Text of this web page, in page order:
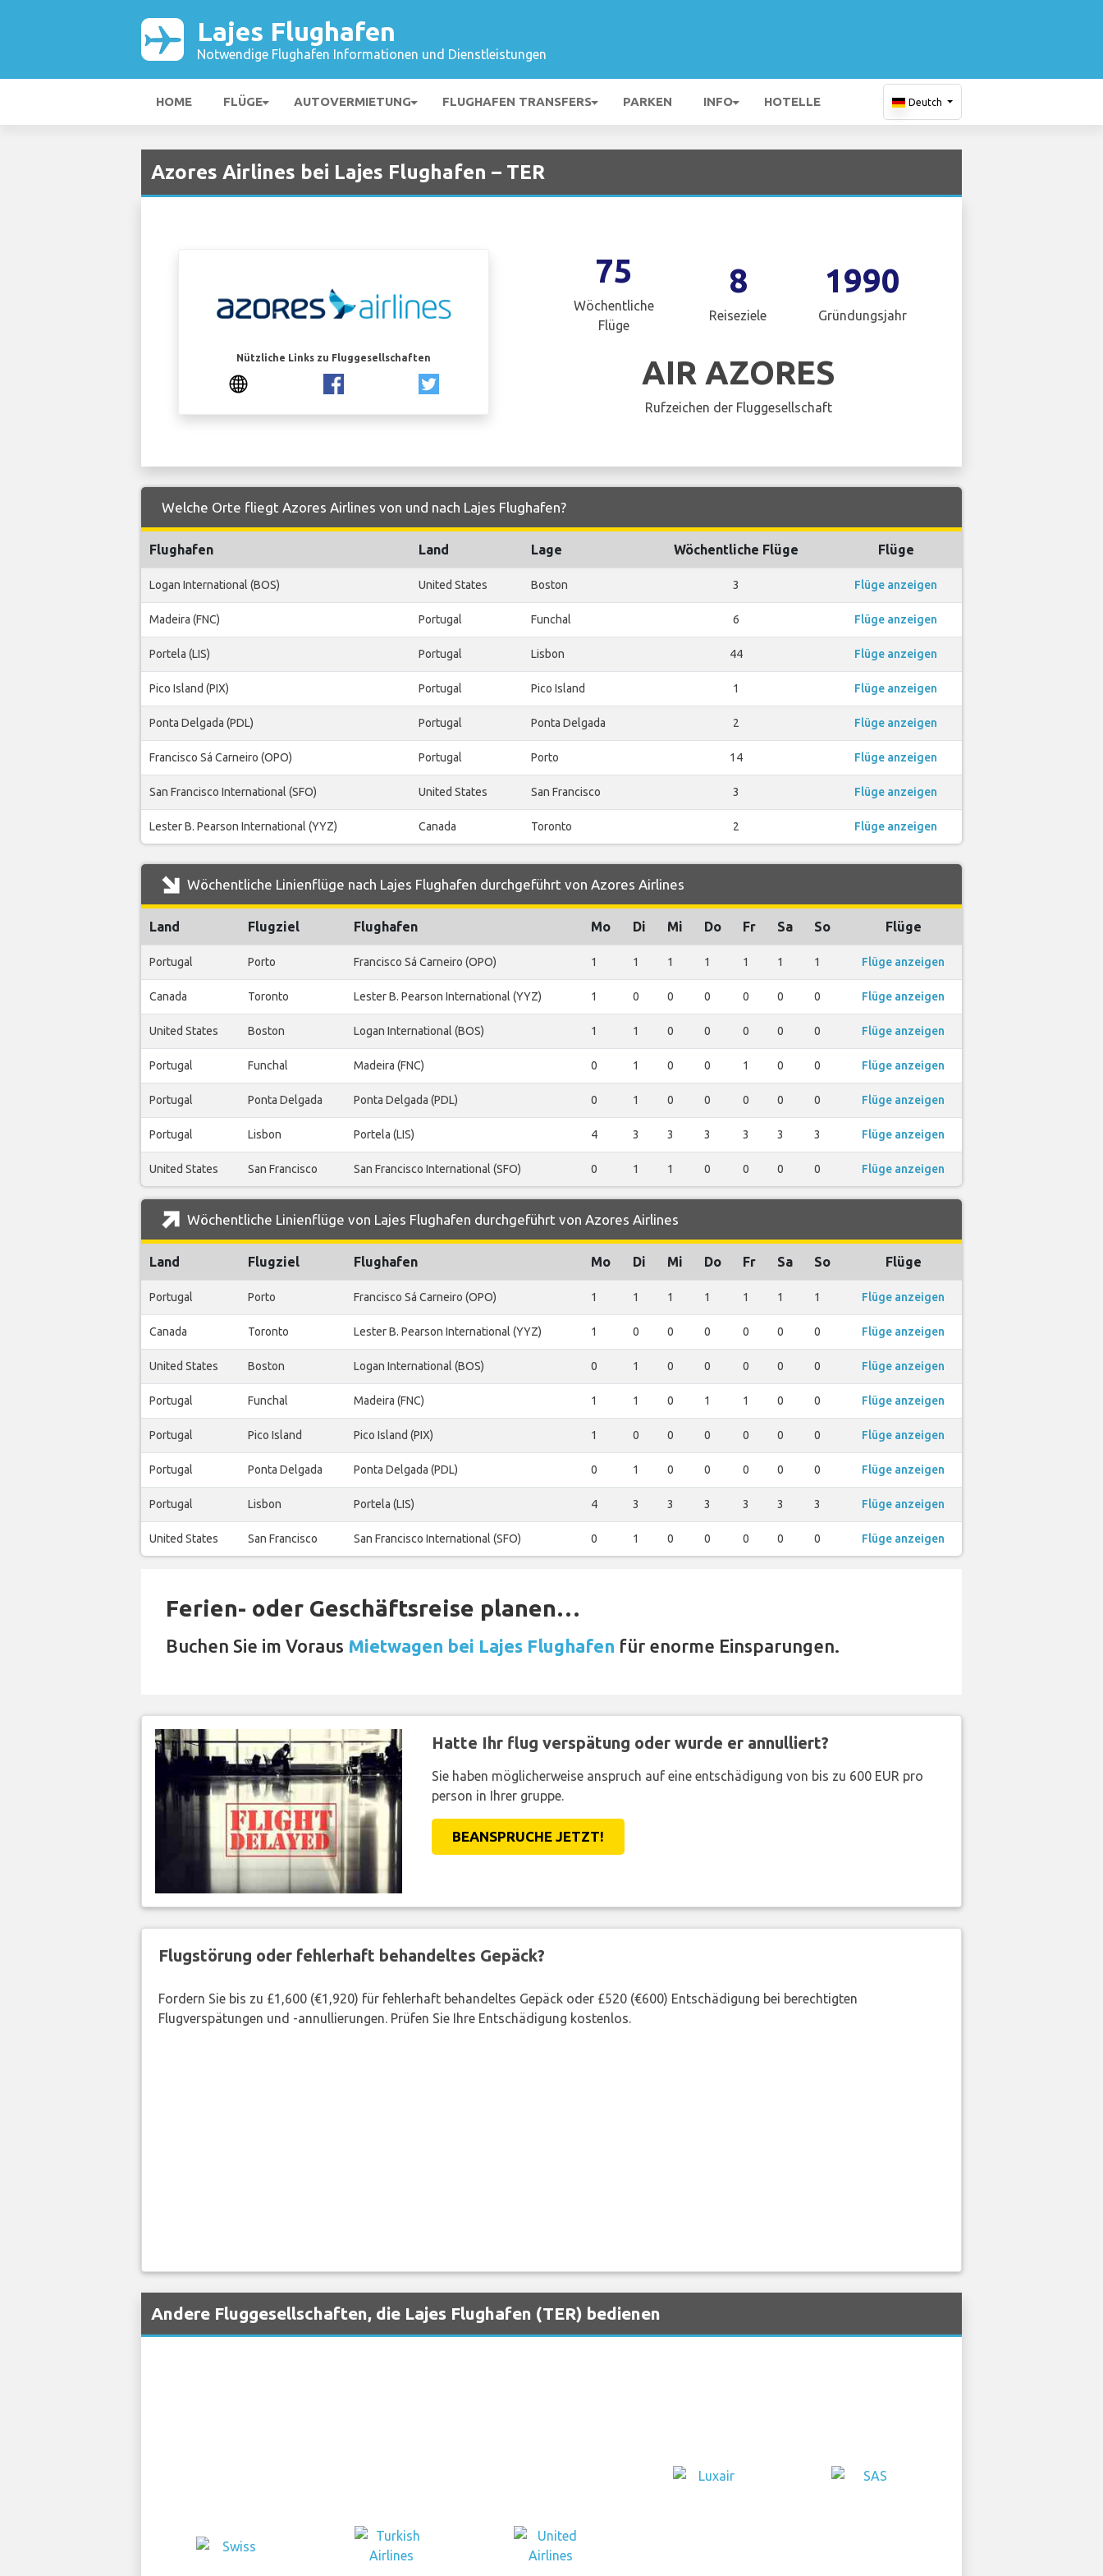
Lajes Flughafen
Notwendige Flughafen Informationen und Dienstleistungen
HOME FLÜGE AUTOVERMIETUNG FLUGHAFEN TRANSFERS PARKEN INFO HOTELLE Deutch
Azores Airlines bei Lajes Flughafen – TER
Nützliche Links zu Fluggesellschaften
75
Wöchentliche
Flüge
8
Reiseziele
1990
Gründungsjahr
AIR AZORES
Rufzeichen der Fluggesellschaft
Welche Orte fliegt Azores Airlines von und nach Lajes Flughafen?
Flughafen Land Lage Wöchentliche Flüge Flüge
Logan International (BOS) United States Boston 3 Flüge anzeigen
Madeira (FNC) Portugal Funchal 6 Flüge anzeigen
Portela (LIS) Portugal Lisbon 44 Flüge anzeigen
Pico Island (PIX) Portugal Pico Island 1 Flüge anzeigen
Ponta Delgada (PDL) Portugal Ponta Delgada 2 Flüge anzeigen
Francisco Sá Carneiro (OPO) Portugal Porto 14 Flüge anzeigen
San Francisco International (SFO) United States San Francisco 3 Flüge anzeigen
Lester B. Pearson International (YYZ) Canada Toronto 2 Flüge anzeigen
Wöchentliche Linienflüge nach Lajes Flughafen durchgeführt von Azores Airlines
Land Flugziel Flughafen Mo Di Mi Do Fr Sa So Flüge
Portugal Porto Francisco Sá Carneiro (OPO) 1 1 1 1 1 1 1 Flüge anzeigen
Canada Toronto Lester B. Pearson International (YYZ) 1 0 0 0 0 0 0 Flüge anzeigen
United States Boston Logan International (BOS) 1 1 0 0 0 0 0 Flüge anzeigen
Portugal Funchal Madeira (FNC) 0 1 0 0 1 0 0 Flüge anzeigen
Portugal Ponta Delgada Ponta Delgada (PDL) 0 1 0 0 0 0 0 Flüge anzeigen
Portugal Lisbon Portela (LIS) 4 3 3 3 3 3 3 Flüge anzeigen
United States San Francisco San Francisco International (SFO) 0 1 1 0 0 0 0 Flüge anzeigen
Wöchentliche Linienflüge von Lajes Flughafen durchgeführt von Azores Airlines
Land Flugziel Flughafen Mo Di Mi Do Fr Sa So Flüge
Portugal Porto Francisco Sá Carneiro (OPO) 1 1 1 1 1 1 1 Flüge anzeigen
Canada Toronto Lester B. Pearson International (YYZ) 1 0 0 0 0 0 0 Flüge anzeigen
United States Boston Logan International (BOS) 0 1 0 0 0 0 0 Flüge anzeigen
Portugal Funchal Madeira (FNC) 1 1 0 1 1 0 0 Flüge anzeigen
Portugal Pico Island Pico Island (PIX) 1 0 0 0 0 0 0 Flüge anzeigen
Portugal Ponta Delgada Ponta Delgada (PDL) 0 1 0 0 0 0 0 Flüge anzeigen
Portugal Lisbon Portela (LIS) 4 3 3 3 3 3 3 Flüge anzeigen
United States San Francisco San Francisco International (SFO) 0 1 0 0 0 0 0 Flüge anzeigen
Ferien- oder Geschäftsreise planen…
Buchen Sie im Voraus Mietwagen bei Lajes Flughafen für enorme Einsparungen.
Hatte Ihr flug verspätung oder wurde er annulliert?
Sie haben möglicherweise anspruch auf eine entschädigung von bis zu 600 EUR pro
person in Ihrer gruppe.
BEANSPRUCHE JETZT!
Flugstörung oder fehlerhaft behandeltes Gepäck?
Fordern Sie bis zu £1,600 (€1,920) für fehlerhaft behandeltes Gepäck oder £520 (€600) Entschädigung bei berechtigten
Flugverspätungen und -annullierungen. Prüfen Sie Ihre Entschädigung kostenlos.
Andere Fluggesellschaften, die Lajes Flughafen (TER) bedienen